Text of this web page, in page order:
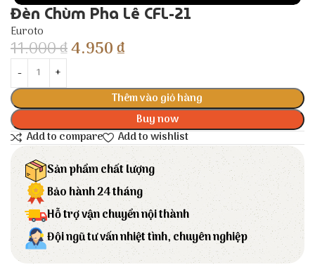
Đèn Chùm Pha Lê CFL-21
Euroto
11.000₫4.950₫
Thêm vào giỏ hàng
Buy now
Add to compare
Add to wishlist
Sản phẩm chất lượng
Bảo hành 24 tháng
Hỗ trợ vận chuyển nội thành
Đội ngũ tư vấn nhiệt tình, chuyên nghiệp